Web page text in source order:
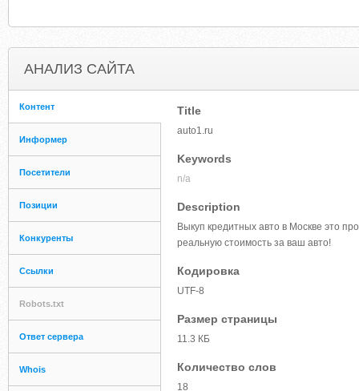
АНАЛИЗ САЙТА
Контент
Информер
Посетители
Позиции
Конкуренты
Ссылки
Robots.txt
Ответ сервера
Whois
Title
auto1.ru
Keywords
n/a
Description
Выкуп кредитных авто в Москве это
реальную стоимость за ваш авто!
Кодировка
UTF-8
Размер страницы
11.3 КБ
Количество слов
18